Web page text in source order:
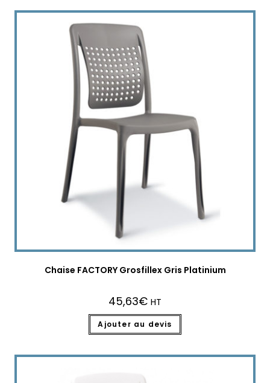
Chaise FACTORY Grosfillex Gris Platinium
45,63€ HT
Ajouter au devis